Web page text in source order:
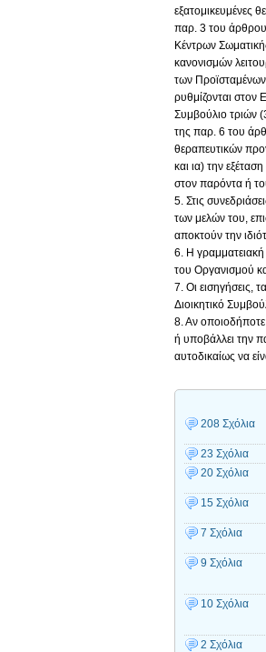
εξατομικευμένες
παρ. 3 του άρθρου
Κέντρων
κανονισμών
των
ρυθμίζονται στον
Συμβούλιο τριών
της παρ. 6 του
θεραπευτικών
και ια) την
στον παρόντα ή
5. Στις
των μελών του,
αποκτούν την
6. Η
του Οργανισμού
7. Οι εισηγήσεις,
Διοικητικό
8. Αν οποιοδήποτε
ή υποβάλλει την
αυτοδικαίως να
208 Σχόλια
23 Σχόλια
20 Σχόλια
15 Σχόλια
7 Σχόλια
9 Σχόλια
10 Σχόλια
2 Σχόλια